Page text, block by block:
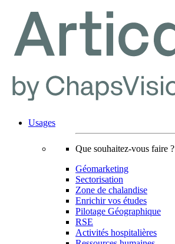
Usages
Que souhaitez-vous faire ?
Géomarketing
Sectorisation
Zone de chalandise
Enrichir vos études
Pilotage Géographique
RSE
Activités hospitalières